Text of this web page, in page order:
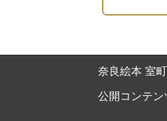
奈良絵本 室
公開コンテ